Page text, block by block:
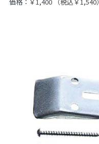
価格：￥1,400
（税込￥1,540）